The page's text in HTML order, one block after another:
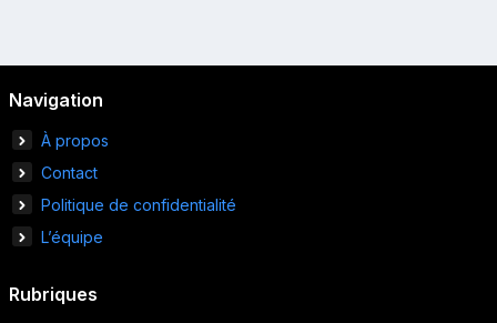
Navigation
À propos
Contact
Politique de confidentialité
L’équipe
Rubriques